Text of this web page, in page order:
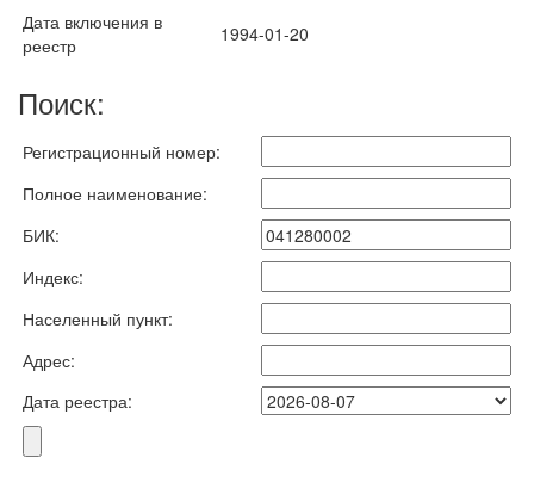
Дата включения в
реестр
1994-01-20
Поиск:
Регистрационный номер:
Полное наименование:
БИК:
Индекс:
Населенный пункт:
Адрес:
Дата реестра: